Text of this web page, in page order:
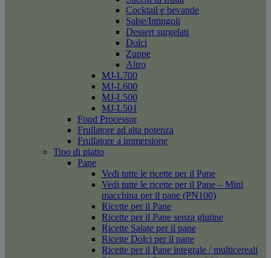
Cocktail e bevande
Salse/Intingoli
Dessert surgelati
Dolci
Zuppe
Altro
MJ-L700
MJ-L600
MJ-L500
MJ-L501
Food Processor
Frullatore ad alta potenza
Frullatore a immersione
Tipo di piatto
Pane
Vedi tutte le ricette per il Pane
Vedi tutte le ricette per il Pane – Mini
macchina per il pane (PN100)
Ricette per il Pane
Ricette per il Pane senza glutine
Ricette Salate per il pane
Ricette Dolci per il pane
Ricette per il Pane integrale / multicereali